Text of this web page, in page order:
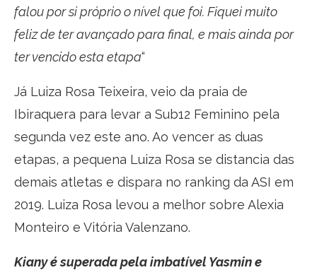
falou por si próprio o nível que foi. Fiquei muito
feliz de ter avançado para final, e mais ainda por
ter vencido esta etapa“
Já Luiza Rosa Teixeira, veio da praia de
Ibiraquera para levar a Sub12 Feminino pela
segunda vez este ano. Ao vencer as duas
etapas, a pequena Luiza Rosa se distancia das
demais atletas e dispara no ranking da ASI em
2019. Luiza Rosa levou a melhor sobre Alexia
Monteiro e Vitória Valenzano.
Kiany é superada pela imbatível Yasmin e